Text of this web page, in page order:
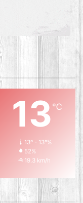
13℃
13º - 13º%
52%
19.3 km/h